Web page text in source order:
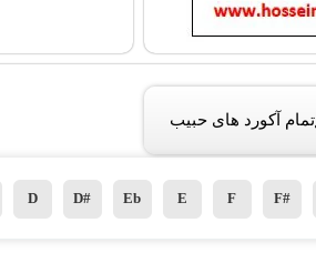
تمام آکورد های حبیب
F#
F
E
Eb
D#
D